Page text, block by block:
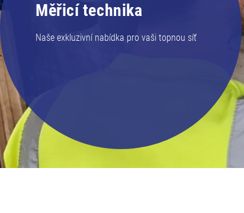
Měřicí technika
Naše exkluzivní nabídka pro vaši topnou síť